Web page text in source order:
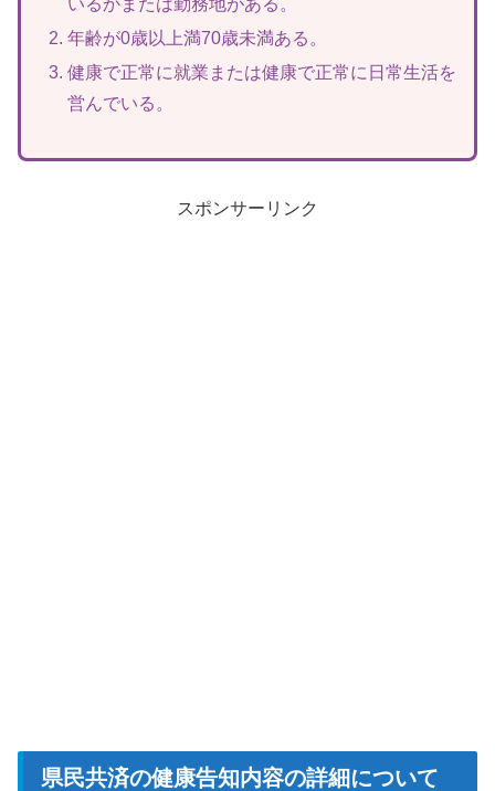
年齢が0歳以上満70歳未満ある。
健康で正常に就業または健康で正常に日常生活を
営んでいる。
スポンサーリンク
県民共済の健康告知内容の詳細について